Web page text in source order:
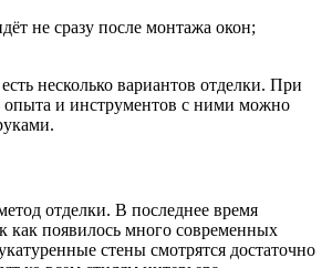
не сразу после монтажа окон;
несколько вариантов отделки. При
опыта и инструментов с ними можно
отделки. В последнее время
как появилось много современных
стены смотрятся достаточно